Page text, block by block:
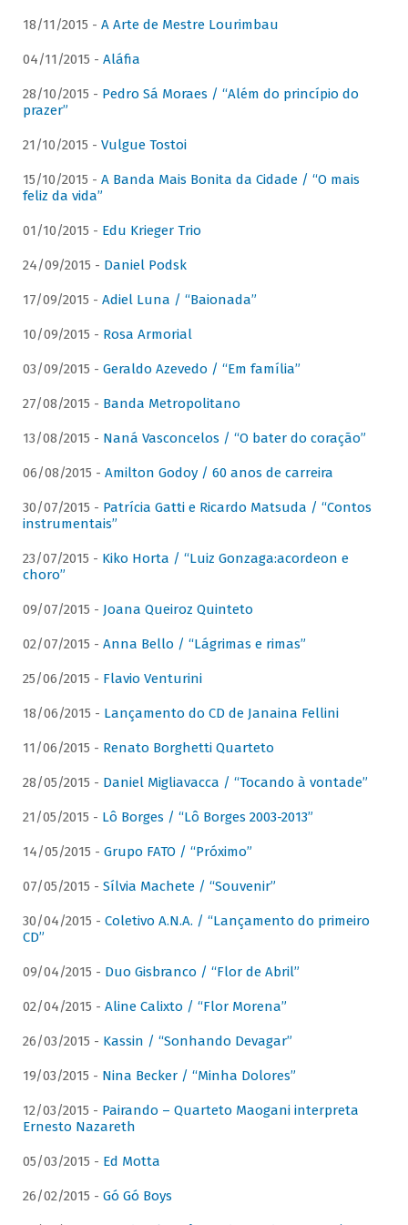
18/11/2015 - A Arte de Mestre Lourimbau
04/11/2015 - Aláfia
28/10/2015 - Pedro Sá Moraes / “Além do princípio do
prazer”
21/10/2015 - Vulgue Tostoi
15/10/2015 - A Banda Mais Bonita da Cidade / “O mais
feliz da vida”
01/10/2015 - Edu Krieger Trio
24/09/2015 - Daniel Podsk
17/09/2015 - Adiel Luna / “Baionada”
10/09/2015 - Rosa Armorial
03/09/2015 - Geraldo Azevedo / “Em família”
27/08/2015 - Banda Metropolitano
13/08/2015 - Naná Vasconcelos / “O bater do coração”
06/08/2015 - Amilton Godoy / 60 anos de carreira
30/07/2015 - Patrícia Gatti e Ricardo Matsuda / “Contos
instrumentais”
23/07/2015 - Kiko Horta / “Luiz Gonzaga:acordeon e
choro”
09/07/2015 - Joana Queiroz Quinteto
02/07/2015 - Anna Bello / “Lágrimas e rimas”
25/06/2015 - Flavio Venturini
18/06/2015 - Lançamento do CD de Janaina Fellini
11/06/2015 - Renato Borghetti Quarteto
28/05/2015 - Daniel Migliavacca / “Tocando à vontade”
21/05/2015 - Lô Borges / “Lô Borges 2003-2013”
14/05/2015 - Grupo FATO / “Próximo”
07/05/2015 - Sílvia Machete / “Souvenir”
30/04/2015 - Coletivo A.N.A. / “Lançamento do primeiro
CD”
09/04/2015 - Duo Gisbranco / “Flor de Abril”
02/04/2015 - Aline Calixto / “Flor Morena”
26/03/2015 - Kassin / “Sonhando Devagar”
19/03/2015 - Nina Becker / “Minha Dolores”
12/03/2015 - Pairando – Quarteto Maogani interpreta
Ernesto Nazareth
05/03/2015 - Ed Motta
26/02/2015 - Gó Gó Boys